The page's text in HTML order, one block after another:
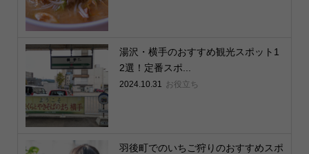
湯沢・横手のおすすめ観光スポット1
2選！定番スポ...
2024.10.31 お役立ち
羽後町でのいちご狩りのおすすめスポ